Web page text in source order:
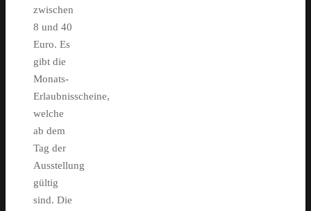
zwischen
8 und 40
Euro. Es
gibt die
Monats-
Erlaubnisscheine,
welche
ab dem
Tag der
Ausstellung
gültig
sind. Die